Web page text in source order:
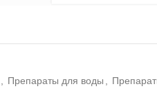
Препараты для воды